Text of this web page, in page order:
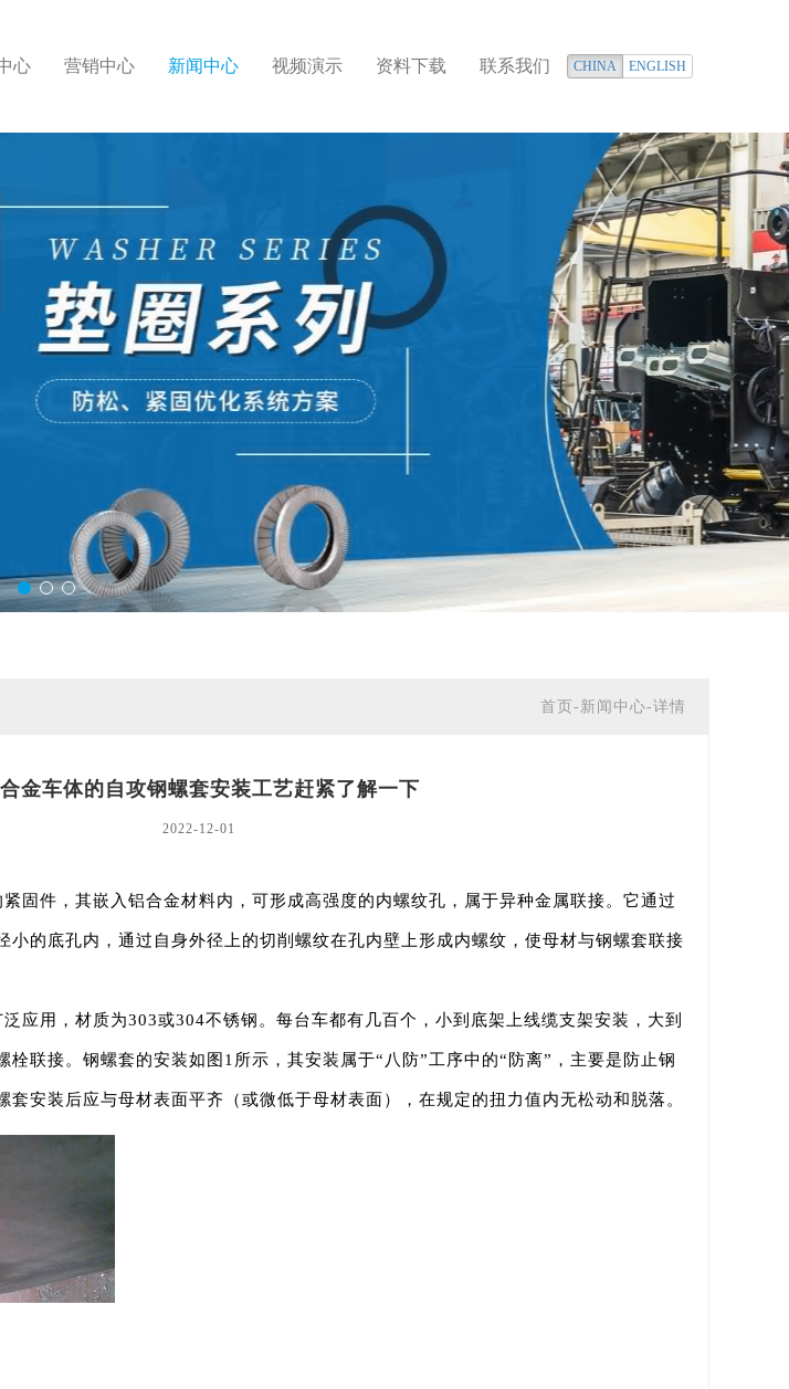
心 营销中心 新闻中心 视频演示 资料下载 联系我们 CHINA ENGLISH
首页- 新闻中心-详情
金车体的自攻钢螺套安装工艺赶紧了解一下
2022-12-01
固件，其嵌入铝合金材料内，可形成高强度的内螺纹孔，属于异种金属联接。它通过
小的底孔内，通过自身外径上的切削螺纹在孔内壁上形成内螺纹，使母材与钢螺套联接
应用，材质为303或304不锈钢。每台车都有几百个，小到底架上线缆支架安装，大到
栓联接。钢螺套的安装如图1所示，其安装属于“八防”工序中的“防离”，主要是防止钢
安装后应与母材表面平齐（或微低于母材表面），在规定的扭力值内无松动和脱落。